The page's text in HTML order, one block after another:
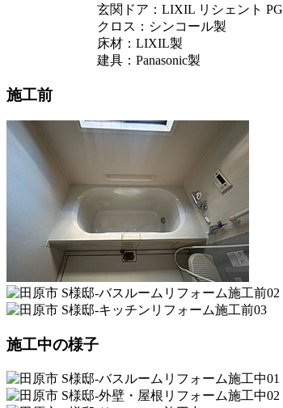
玄関ドア：LIXIL リシェント PG
クロス：シンコール製
床材：LIXIL製
建具：Panasonic製
施工前
施工中の様子